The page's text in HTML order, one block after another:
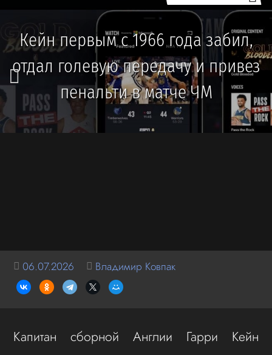
Кейн первым с 1966 года забил,
отдал голевую передачу и привез
пенальти в матче ЧМ
06.07.2026 Владимир Ковпак
Капитан сборной Англии Гарри Кейн